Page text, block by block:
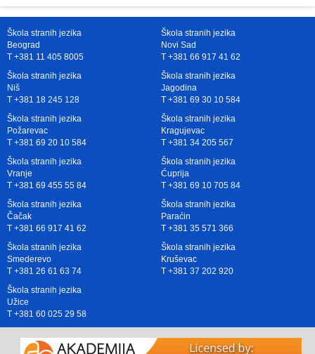
Škola stranih jezika
Beograd
T +381 11 405 8005
Škola stranih jezika
Novi Sad
T +381 66 917 41 62
Škola stranih jezika
Niš
T +381 18 245 128
Škola stranih jezika
Jagodina
T +381 69 30 10 584
Škola stranih jezika
Požarevac
T +381 69 20 10 584
Škola stranih jezika
Kragujevac
T +381 34 205 567
Škola stranih jezika
Vranje
T +381 69 455 55 84
Škola stranih jezika
Ćuprija
T +381 69 10 705 84
Škola stranih jezika
Čačak
T +381 66 917 41 62
Škola stranih jezika
Paraćin
T +381 35 571 366
Škola stranih jezika
Smederevo
T +381 26 61 63 74
Škola stranih jezika
Kruševac
T +381 37 202 920
Škola stranih jezika
Užice
T +381 60 025 29 58